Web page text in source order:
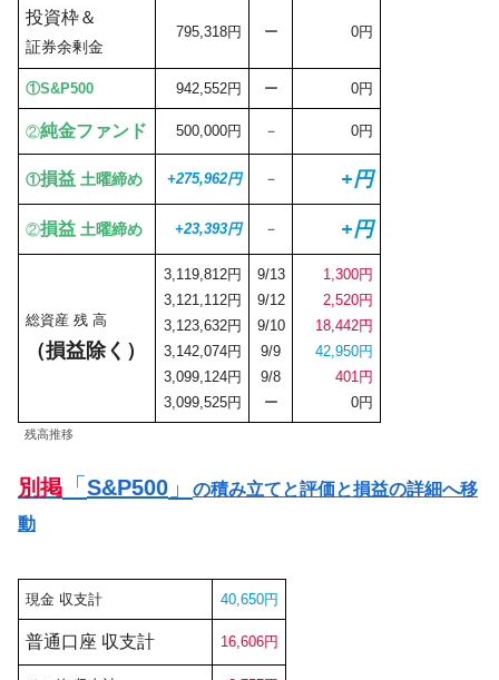
投資枠＆
証券余剰金
795,318円 ー 0円
①S&P500 942,552円 ー 0円
②純金ファンド 500,000円 － 0円
①損益 土曜締め +275,962円 － +円
②損益 土曜締め +23,393円 － +円
総資産 残 高
（損益除く ）
3,119,812円
3,121,112円
3,123,632円
3,142,074円
3,099,124円
3,099,525円
9/13
9/12
9/10
9/9
9/8
ー
1,300円
2,520円
18,442円
42,950円
401円
0円
残高推移
別掲 「 S&P500 」
の積み立てと評価と損益の詳細へ移
動
現金 収支計 40,650円
普通口座 収支計 16,606円